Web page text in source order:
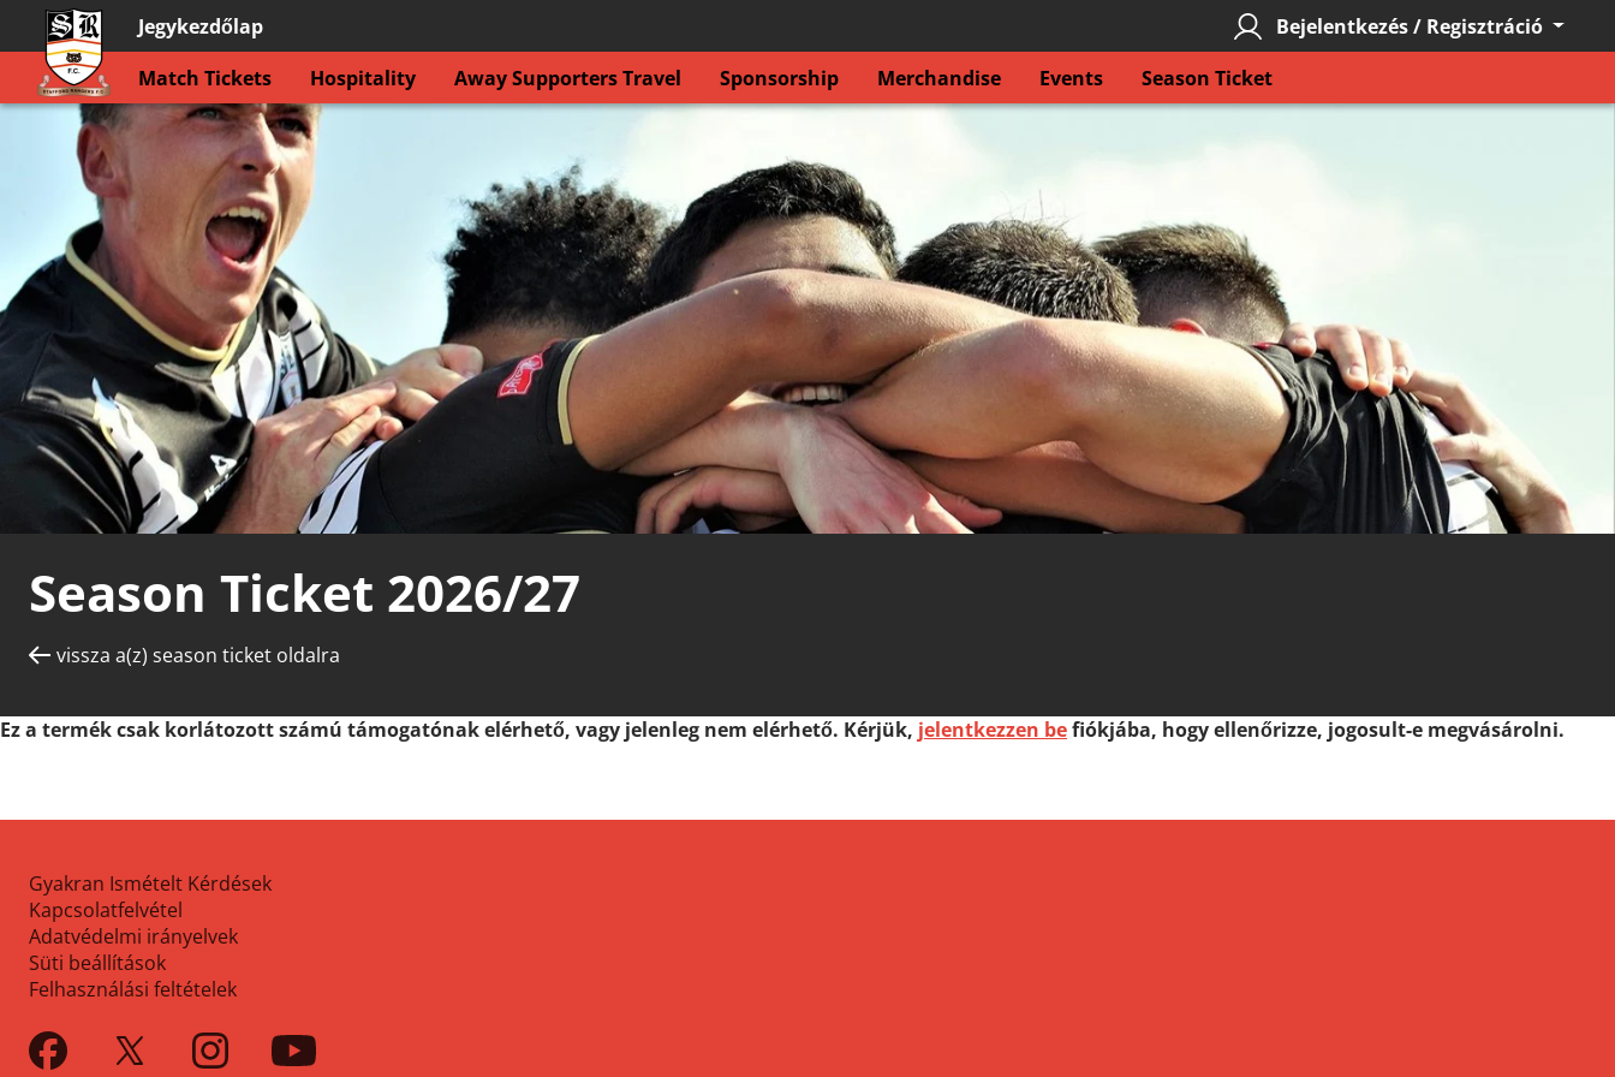
Jegykezdőlap
Bejelentkezés / Regisztráció
Match Tickets
Hospitality Away Supporters Travel Sponsorship Merchandise Events Season Ticket
Season Ticket 2026/27
vissza a(z) season ticket oldalra
Ez a termék csak korlátozott számú támogatónak elérhető, vagy jelenleg nem elérhető. Kérjük, jelentkezzen befiókjába, hogy ellenőrizze, jogosult-e megvásárolni.
Gyakran Ismételt Kérdések
Kapcsolatfelvétel
Adatvédelmi irányelvek
Süti beállítások
Felhasználási feltételek